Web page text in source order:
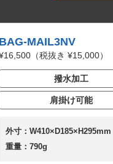
BAG-MAIL3NV
（税抜き ¥15,000）
撥水加工
肩掛け可能
外寸：W410×D185×H295mm
重量：790g